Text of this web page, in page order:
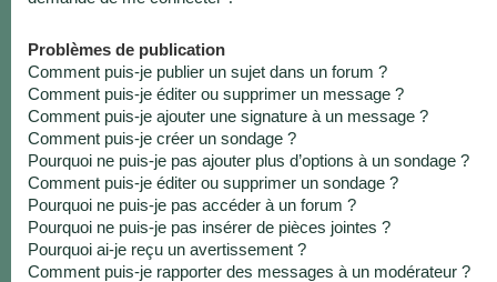
Problèmes de publication
Comment puis-je publier un sujet dans un forum ?
Comment puis-je éditer ou supprimer un message ?
Comment puis-je ajouter une signature à un message ?
Comment puis-je créer un sondage ?
Pourquoi ne puis-je pas ajouter plus d’options à un sondage ?
Comment puis-je éditer ou supprimer un sondage ?
Pourquoi ne puis-je pas accéder à un forum ?
Pourquoi ne puis-je pas insérer de pièces jointes ?
Pourquoi ai-je reçu un avertissement ?
Comment puis-je rapporter des messages à un modérateur ?